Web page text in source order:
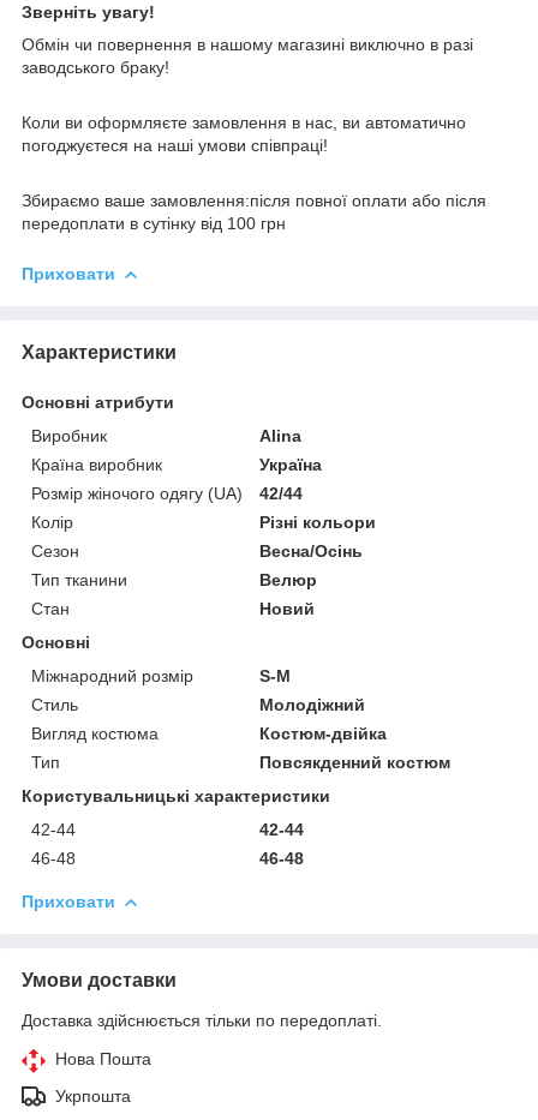
Зверніть увагу!
Обмін чи повернення в нашому магазині виключно в разі
заводського браку!
Коли ви оформляєте замовлення в нас, ви автоматично
погоджуєтеся на наші умови співпраці!
Збираємо ваше замовлення:після повної оплати або після
передоплати в сутінку від 100 грн
Приховати
Характеристики
Основні атрибути
Виробник
Alina
Країна виробник
Україна
Розмір жіночого одягу (UA)
42/44
Колір
Різні кольори
Сезон
Весна/Осінь
Тип тканини
Велюр
Стан
Новий
Основні
Міжнародний розмір
S-M
Стиль
Молодіжний
Вигляд костюма
Костюм-двійка
Тип
Повсякденний костюм
Користувальницькі характеристики
42-44
42-44
46-48
46-48
Приховати
Умови доставки
Доставка здійснюється тільки по передоплаті.
Нова Пошта
Укрпошта